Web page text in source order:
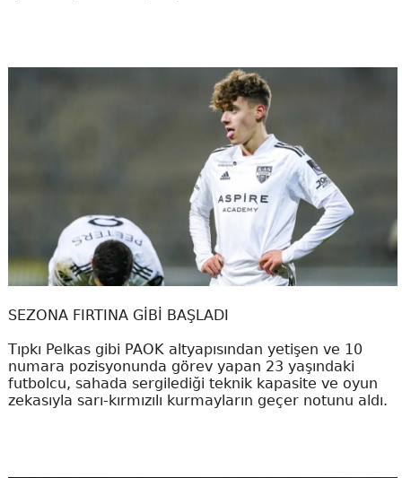
SEZONA FIRTINA GİBİ BAŞLADI
Tıpkı Pelkas gibi PAOK altyapısından yetişen ve 10
numara pozisyonunda görev yapan 23 yaşındaki
futbolcu, sahada sergilediği teknik kapasite ve oyun
zekasıyla sarı-kırmızılı kurmayların geçer notunu aldı.